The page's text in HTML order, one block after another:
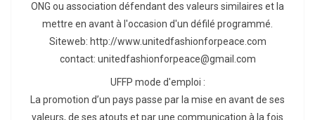
ONG ou association défendant des valeurs similaires et la
mettre en avant à l'occasion d'un défilé programmé.
Siteweb: http://www.unitedfashionforpeace.com
contact: unitedfashionforpeace@gmail.com
UFFP mode d'emploi :
La promotion d’un pays passe par la mise en avant de ses
valeurs, de ses atouts et par une communication à la fois